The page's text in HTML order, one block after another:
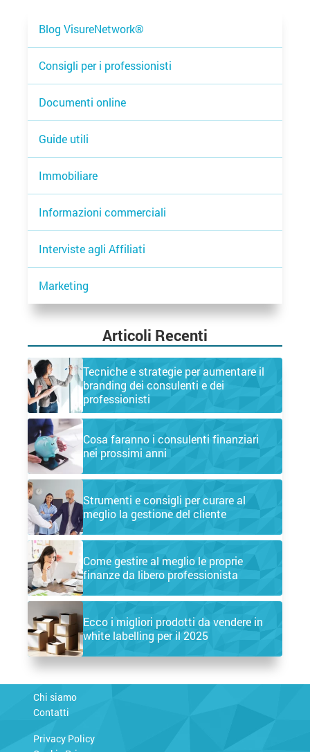
Blog VisureNetwork®
Consigli per i professionisti
Documenti online
Guide utili
Immobiliare
Informazioni commerciali
Interviste agli Affiliati
Marketing
Articoli Recenti
Tecniche e strategie per aumentare il
branding dei consulenti e dei
professionisti
Cosa faranno i consulenti finanziari
nei prossimi anni
Strumenti e consigli per curare al
meglio la gestione del cliente
Come gestire al meglio le proprie
finanze da libero professionista
Ecco i migliori prodotti da vendere in
white labelling per il 2025
Chi siamo
Contatti
Privacy Policy